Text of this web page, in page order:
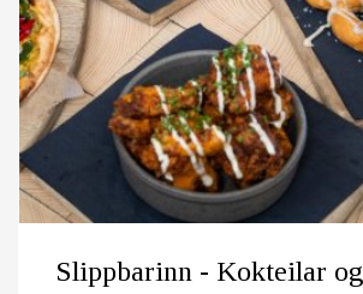
Slippbarinn - Kokteilar og